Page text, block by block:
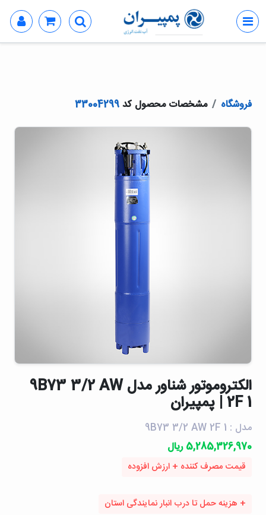
فروشگاه مشخصات محصول کد33004299
الكتروموتور شناور مدل 9B73 3/2 AW
2F 1 | پمپیران
مدل : 9B73 3/2 AW 2F 1
5,285,326,970 ریال
قیمت مصرف کننده + ارزش افزوده
+ هزینه حمل تا درب انبار نمایندگی استان